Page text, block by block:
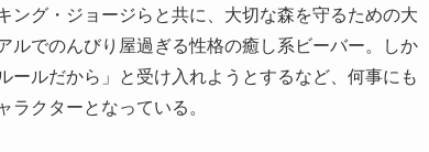
グ・ジョージらと共に、大切な森を守るための大
ルでのんびり屋過ぎる性格の癒し系ビーバー。しか
ルだから」と受け入れようとするなど、何事にも
クターとなっている。